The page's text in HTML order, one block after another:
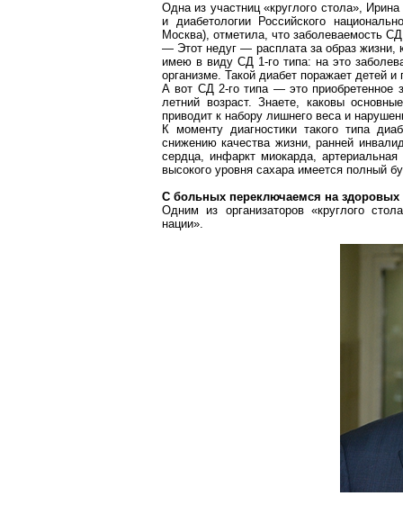
Одна из участниц «круглого стола»,
и диабетологииРоссийского
Москва), отметила, что заболеваемость
— Этот недуг — расплата за образ
имею в виду СД 1-го типа: на это
организме. Такой диабет поражает детей и
А вот СД 2-го типа — это приобретенное
летний возраст. Знаете, каковы
приводит к набору лишнего веса и
К моменту диагностики такого типа
снижению качества жизни, ранней
сердца, инфаркт миокарда,
высокого уровня сахара имеется полный
С больных переключаемся на здоровых
Одним из организаторов «круглого
нации».